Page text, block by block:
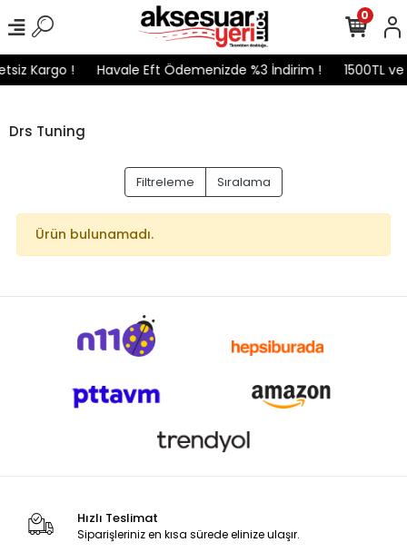
Kargo ! Havale Eft Ödemenizde %3 İndirim ! 1500TL
0
Drs Tuning
Filtreleme Sıralama
Ürün bulunamadı.
Hızlı Teslimat
Siparişleriniz en kısa sürede elinize ulaşır.